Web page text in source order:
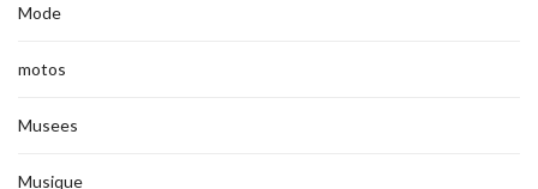
Mode
motos
Musees
Musique